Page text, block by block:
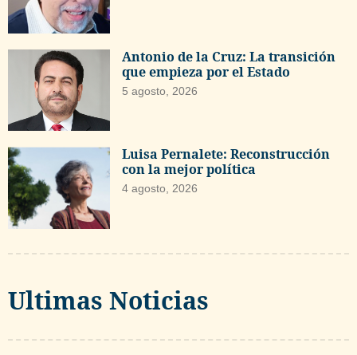
Antonio de la Cruz: La transición
que empieza por el Estado
5 agosto, 2026
Luisa Pernalete: Reconstrucción
con la mejor política
4 agosto, 2026
Ultimas Noticias